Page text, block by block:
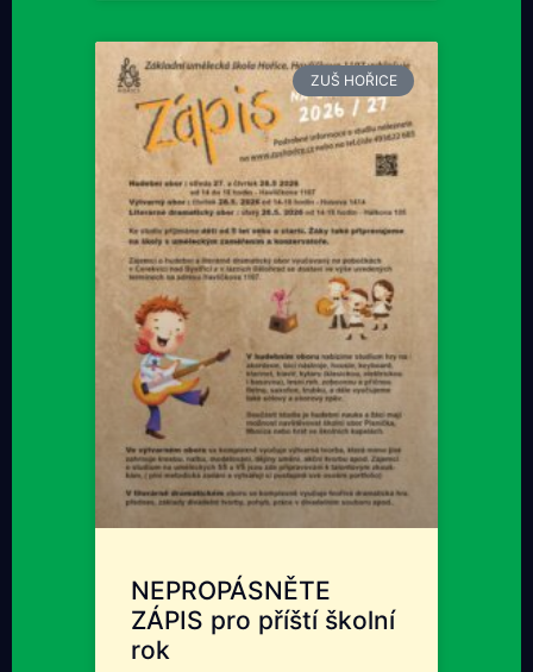
ZUŠ HOŘICE
NEPROPÁSNĚTE
ZÁPIS pro příští školní
rok